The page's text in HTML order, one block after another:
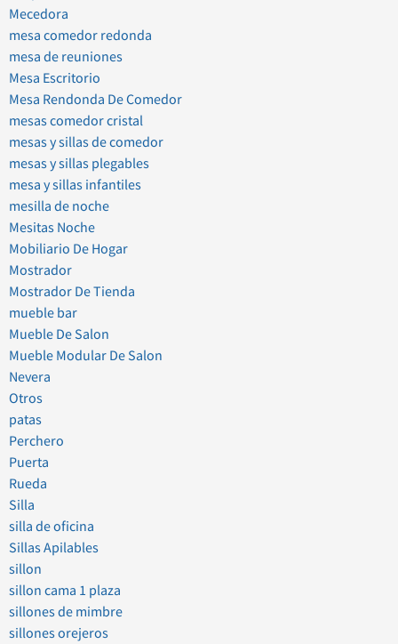
Mecedora
mesa comedor redonda
mesa de reuniones
Mesa Escritorio
Mesa Rendonda De Comedor
mesas comedor cristal
mesas y sillas de comedor
mesas y sillas plegables
mesa y sillas infantiles
mesilla de noche
Mesitas Noche
Mobiliario De Hogar
Mostrador
Mostrador De Tienda
mueble bar
Mueble De Salon
Mueble Modular De Salon
Nevera
Otros
patas
Perchero
Puerta
Rueda
Silla
silla de oficina
Sillas Apilables
sillon
sillon cama 1 plaza
sillones de mimbre
sillones orejeros